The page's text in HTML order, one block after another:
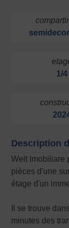
1/4
Description
Welt Imobiliare
pièces d'une
étage d'un
Il se trouve
minutes des